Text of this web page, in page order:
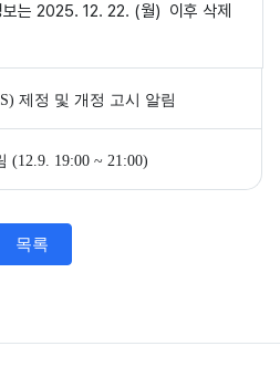
보는 2025. 12. 22. (월) 이후 삭제
제정 및 개정 고시 알림
(12.9. 19:00 ~ 21:00)
목록